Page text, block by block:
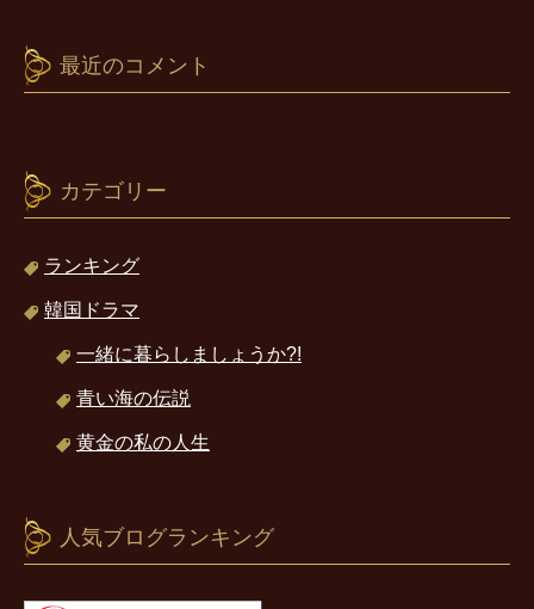
最近のコメント
カテゴリー
ランキング
韓国ドラマ
一緒に暮らしましょうか?!
青い海の伝説
黄金の私の人生
人気ブログランキング